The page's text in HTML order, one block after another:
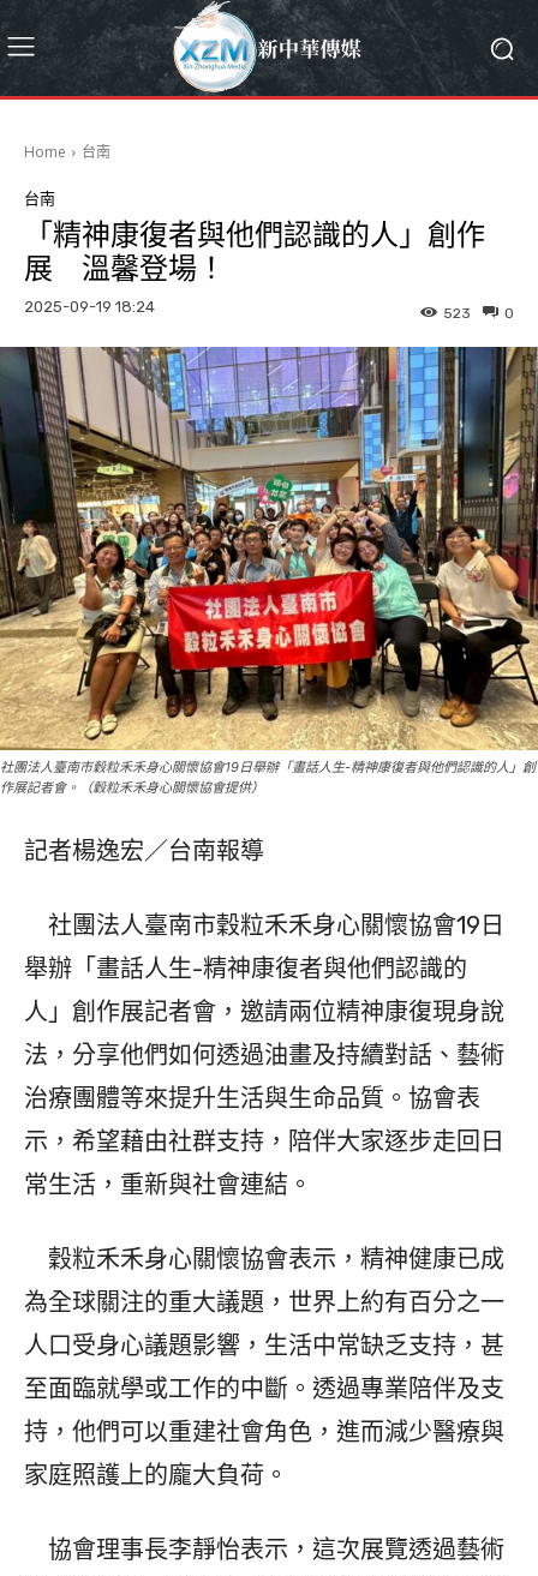
Home 台南
台南
「精神康復者與他們認識的人」創作
展 溫馨登場！
2025-09-19 18:24 0
523
社團法人臺南市穀粒禾禾身心關懷協會19日舉辦「畫話人生-精神康復者與他們認識的人」創
作展記者會。（穀粒禾禾身心關懷協會提供）
記者楊逸宏／台南報導
社團法人臺南市穀粒禾禾身心關懷協會19日
舉辦「畫話人生-精神康復者與他們認識的
人」創作展記者會，邀請兩位精神康復現身說
法，分享他們如何透過油畫及持續對話、藝術
治療團體等來提升生活與生命品質。協會表
示，希望藉由社群支持，陪伴大家逐步走回日
常生活，重新與社會連結。
穀粒禾禾身心關懷協會表示，精神健康已成
為全球關注的重大議題，世界上約有百分之一
人口受身心議題影響，生活中常缺乏支持，甚
至面臨就學或工作的中斷。透過專業陪伴及支
持，他們可以重建社會角色，進而減少醫療與
家庭照護上的龐大負荷。
協會理事長李靜怡表示，這次展覽透過藝術